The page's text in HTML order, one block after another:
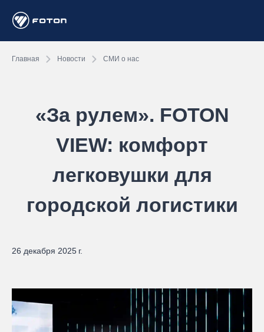
Главная Новости СМИ о нас
«За рулем». FOTON
VIEW: комфорт
легковушки для
городской логистики
26 декабря 2025 г.